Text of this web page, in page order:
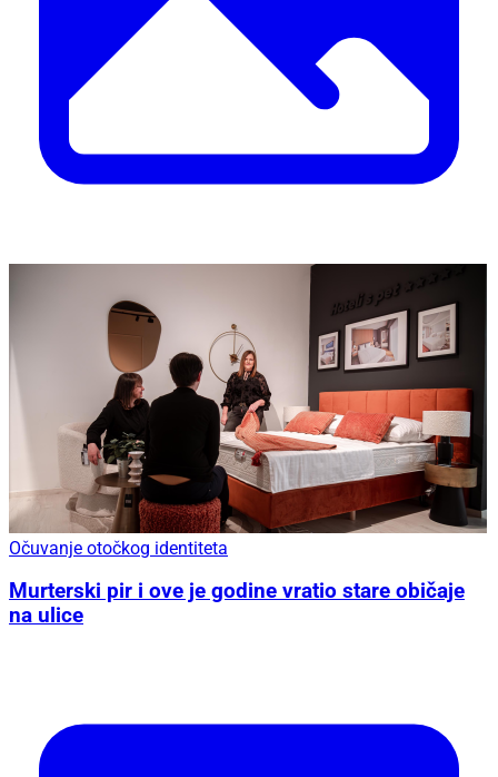
Očuvanje otočkog identiteta
Murterski pir i ove je godine vratio stare običaje
na ulice